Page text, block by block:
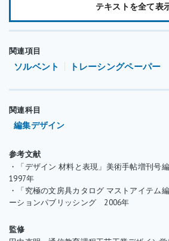
量を移し、ソルベント（薄め液）を加え
なるまで濃度を調整しておくと、使いや
セメントには、貼り合わせる紙の両方の
塗り」と、片いっぽうだけの接着面に塗
があります。いずれの場合も、接着面に
紙を貼り合わせる時、スティック糊やで
紙が水分を吸って伸縮したり、反（そ）
トは、紙がよれず、一度接着したもので
特長があるので、例えば方眼紙どうしを
といった細かい作業や、プレゼンテーシ
きれいに仕上げたい時などに活用できま
時的な接着には適していますが、恒久的
テキストを全て表
関連項目
ソルベント トレーシングペーパー
関連科目
編集デザイン
参考文献
・「デザイン 材料と表現」美術手帖増刊
1997年
・「究極の文房具カタログ マストアイテ
ーションパブリッシング 2006年
監修